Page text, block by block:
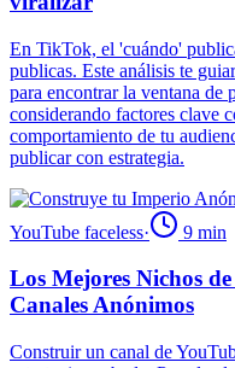
En TikTok, el 'cuándo'
publicas. Este análisis te
para encontrar la ventana de
considerando factores clave
comportamiento de tu
publicar con estrategia.
YouTube faceless· 9 min
Los Mejores Nichos
Canales Anónimos
Construir un canal de